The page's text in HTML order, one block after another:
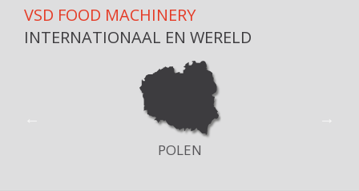
VSD FOOD MACHINERY
INTERNATIONAAL EN WERELD
POLEN